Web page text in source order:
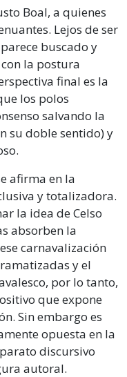
Boal, a quienes
Lejos de ser
buscado y
la postura
final es la
los polos
salvando la
su doble sentido) y
afirma en la
y totalizadora.
la idea de Celso
absorben la
carnavalización
y el
por lo tanto,
que expone
Sin embargo es
opuesta en la
discursivo
autoral.